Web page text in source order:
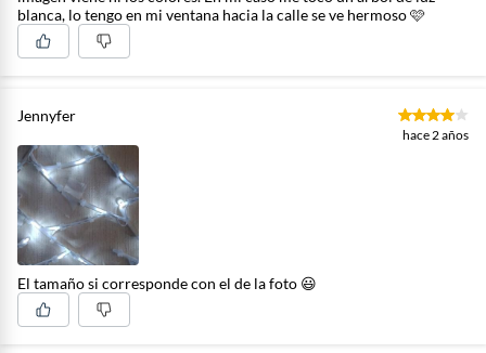
blanca, lo tengo en mi ventana hacia la calle se ve hermoso 🩷
Jennyfer
hace 2 años
El tamaño si corresponde con el de la foto 😃